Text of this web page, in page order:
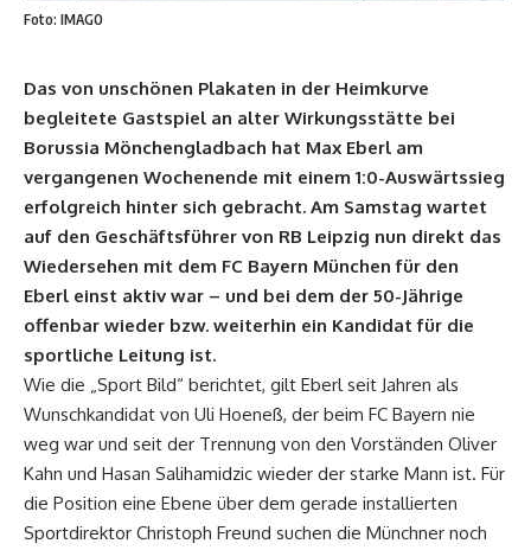
Foto: IMAGO
Das von unschönen Plakaten in der Heimkurve
begleitete Gastspiel an alter Wirkungsstätte bei
Borussia Mönchengladbach hat Max Eberl am
vergangenen Wochenende mit einem 1:0-Auswärtssieg
erfolgreich hinter sich gebracht. Am Samstag wartet
auf den Geschäftsführer von RB Leipzig nun direkt das
Wiedersehen mit dem FC Bayern München für den
Eberl einst aktiv war – und bei dem der 50-Jährige
offenbar wieder bzw. weiterhin ein Kandidat für die
sportliche Leitung ist.
Wie die „Sport Bild“ berichtet, gilt Eberl seit Jahren als
Wunschkandidat von Uli Hoeneß, der beim FC Bayern nie
weg war und seit der Trennung von den Vorständen Oliver
Kahn und Hasan Salihamidzic wieder der starke Mann ist. Für
die Position eine Ebene über dem gerade installierten
Sportdirektor Christoph Freund suchen die Münchner noch